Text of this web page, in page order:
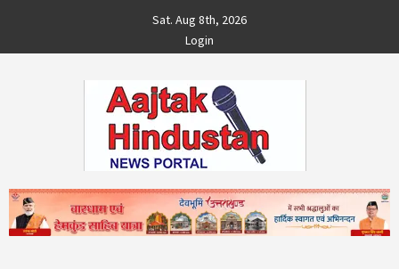
content
Sat. Aug 8th, 2026
Login